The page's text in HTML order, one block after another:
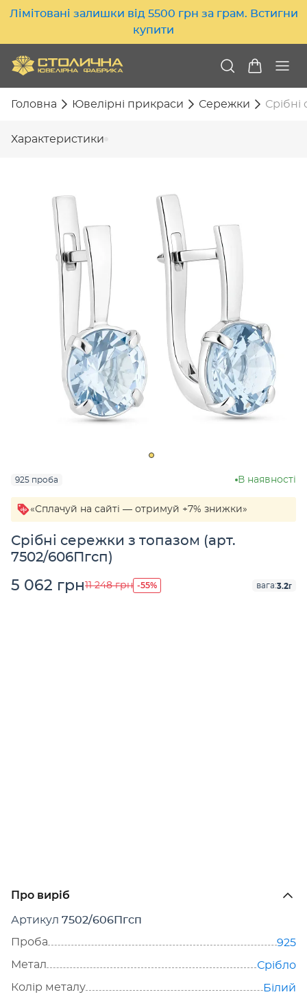
Лімітовані залишки від 5500 грн за грам. Встигни
купити
Головна Ювелірні прикраси Сережки
Характеристики
Про виріб
Артикул 7502/606Пгсп
Проба
925
Метал
Срібло
Колір металу
Білий
925 проба В наявності
«Сплачуй на сайті — отримуй +7% знижки»
Срібні сережки з топазом (арт.
7502/606Пгсп)
5 062 грн11 248 грн -55% вага:3.2г